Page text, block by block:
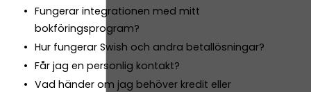
Fungerar integrationen med mitt
bokföringsprogram?
Hur fungerar Swish och andra betallösningar?
Får jag en personlig kontakt?
Vad händer om jag behöver kredit eller